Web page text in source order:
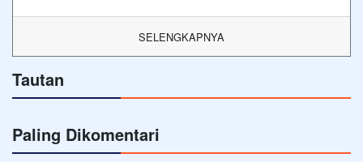
SELENGKAPNYA
Tautan
Paling Dikomentari